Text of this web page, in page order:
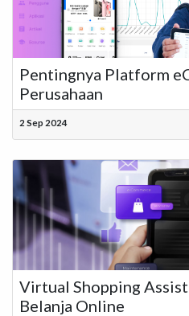
Pentingnya Platform
Perusahaan
2 Sep 2024
Virtual Shopping
Belanja Online